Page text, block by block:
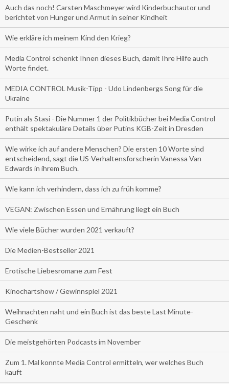
Auch das noch! Carsten Maschmeyer wird Kinderbuchautor und
berichtet von Hunger und Armut in seiner Kindheit
Wie erkläre ich meinem Kind den Krieg?
Media Control schenkt Ihnen dieses Buch, damit Ihre Hilfe auch
Worte findet.
MEDIA CONTROL Musik-Tipp - Udo Lindenbergs Song für die
Ukraine
Putin als Stasi - Die Nummer 1 der Politikbücher bei Media Control
enthält spektakuläre Details über Putins KGB-Zeit in Dresden
Wie wirke ich auf andere Menschen? Die ersten 10 Worte sind
entscheidend, sagt die US-Verhaltensforscherin Vanessa Van
Edwards in ihrem Buch.
Wie kann ich verhindern, dass ich zu früh komme?
VEGAN: Zwischen Essen und Ernährung liegt ein Buch
Wie viele Bücher wurden 2021 verkauft?
Die Medien-Bestseller 2021
Erotische Liebesromane zum Fest
Kinochartshow / Gewinnspiel 2021
Weihnachten naht und ein Buch ist das beste Last Minute-
Geschenk
Die meistgehörten Podcasts im November
Zum 1. Mal konnte Media Control ermitteln, wer welches Buch
kauft